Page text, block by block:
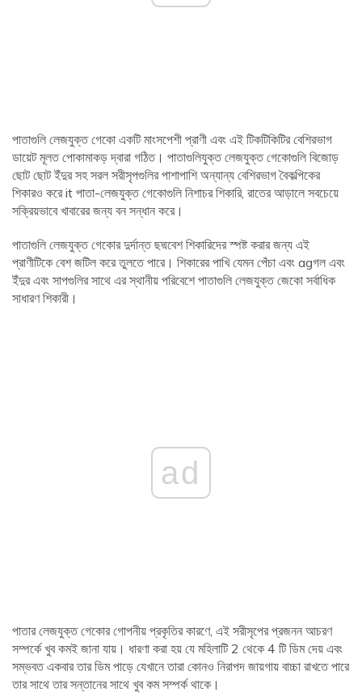
পাতাগুলি লেজযুক্ত গেকো একটি মাংসপেশী প্রাণী এবং এই টিকটিকিটির বেশিরভাগ
ডায়েট মূলত পোকামাকড় দ্বারা গঠিত। পাতাগুলিযুক্ত লেজযুক্ত গেকোগুলি বিজোড়
ছোট ছোট ইঁদুর সহ সরল সরীসৃপগুলির পাশাপাশি অন্যান্য বেশিরভাগ বৈকল্পিকের
শিকারও করে it পাতা-লেজযুক্ত গেকোগুলি নিশাচর শিকারি, রাতের আড়ালে সবচেয়ে
সক্রিয়ভাবে খাবারের জন্য বন সন্ধান করে।
পাতাগুলি লেজযুক্ত গেকোর দুর্দান্ত ছদ্মবেশ শিকারিদের স্পষ্ট করার জন্য এই
প্রাণীটিকে বেশ জটিল করে তুলতে পারে। শিকারের পাখি যেমন পেঁচা এবং agগল এবং
ইঁদুর এবং সাপগুলির সাথে এর স্থানীয় পরিবেশে পাতাগুলি লেজযুক্ত জেকো সর্বাধিক
সাধারণ শিকারী।
ad
পাতার লেজযুক্ত গেকোর গোপনীয় প্রকৃতির কারণে, এই সরীসৃপের প্রজনন আচরণ
সম্পর্কে খুব কমই জানা যায়। ধারণা করা হয় যে মহিলাটি 2 থেকে 4 টি ডিম দেয় এবং
সম্ভবত একবার তার ডিম পাড়ে যেখানে তারা কোনও নিরাপদ জায়গায় বাচ্চা রাখতে পারে
তার সাথে তার সন্তানের সাথে খুব কম সম্পর্ক থাকে।